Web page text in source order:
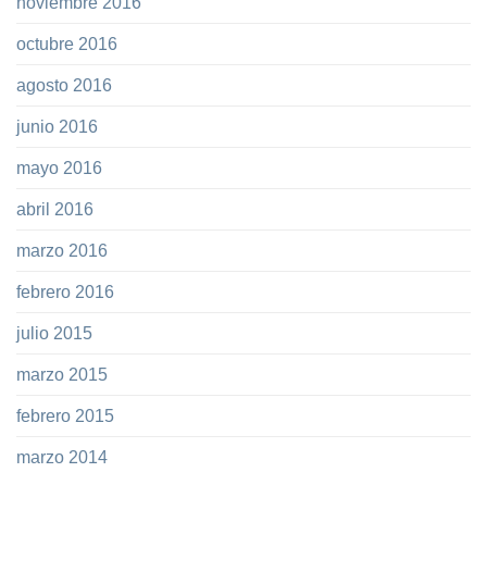
octubre 2016
agosto 2016
junio 2016
mayo 2016
abril 2016
marzo 2016
febrero 2016
julio 2015
marzo 2015
febrero 2015
marzo 2014